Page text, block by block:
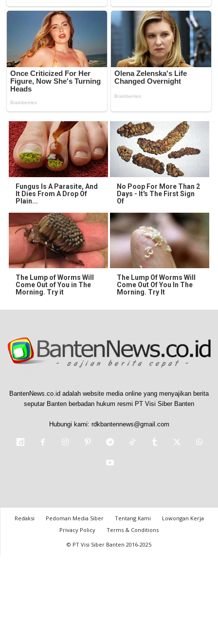
Fungus Is A Parasite, And
It Dies From A Drop Of
Plain...
No Poop For More Than 2
Days - It's The First Sign
Of
The Lump of Worms Will
Come Out of You in The
Morning. Try it
The Lump Of Worms Will
Come Out Of You In The
Morning. Try It
BantenNews.co.id adalah website media online yang menyajikan berita
seputar Banten berbadan hukum resmi PT Visi Siber Banten
Hubungi kami: rdkbantennews@gmail.com
Redaksi Pedoman Media Siber Tentang Kami
Lowongan Kerja
Privacy Policy
Terms & Conditions
© PT Visi Siber Banten 2016-2025